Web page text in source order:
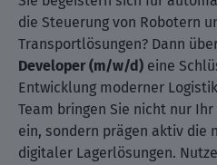
die Steuerung von Robotern
Transportlösungen? Dann
Developer (m/w/d) eine
Entwicklung moderner
Team bringen Sie nicht nur
ein, sondern prägen aktiv die
digitaler Lagerlösungen.